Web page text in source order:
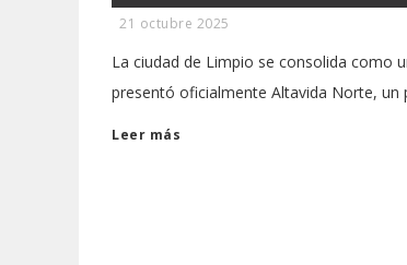
21 octubre 2025
La ciudad de Limpio se consolida como
presentó oficialmente Altavida Norte, un
Leer más